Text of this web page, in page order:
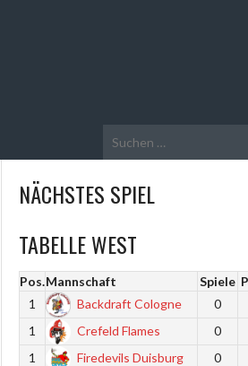
NÄCHSTES SPIEL
TABELLE WEST
Pos.Mannschaft Spiele
1
Backdraft Cologne 0
1
Crefeld Flames 0
1
Firedevils Duisburg 0